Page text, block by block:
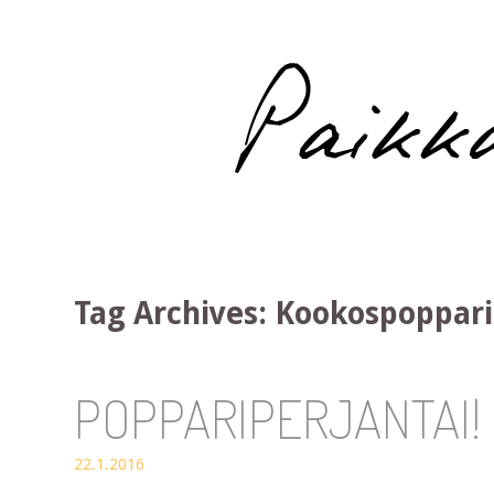
Paikka auringossa
Tag Archives:
POPPARIPERJANTAI!
22.1.2016